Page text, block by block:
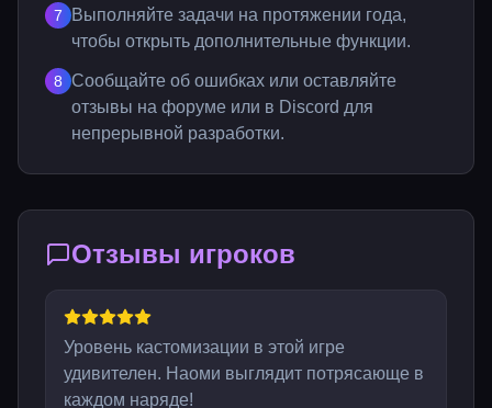
7
Выполняйте задачи на протяжении года,
чтобы открыть дополнительные функции.
8
Сообщайте об ошибках или оставляйте
отзывы на форуме или в Discord для
непрерывной разработки.
Отзывы игроков
Уровень кастомизации в этой игре
удивителен. Наоми выглядит потрясающе в
каждом наряде!